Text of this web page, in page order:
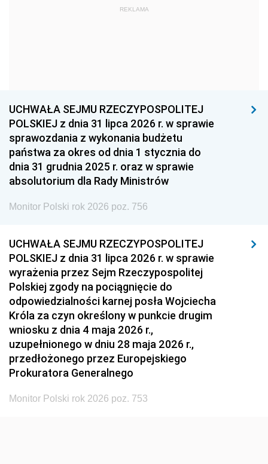
1959
1939 1938 1937
1936 1930
REKLAMA
UCHWAŁA SEJMU RZECZYPOSPOLITEJ
POLSKIEJ z dnia 31 lipca 2026 r. w sprawie
sprawozdania z wykonania budżetu
państwa za okres od dnia 1 stycznia do
dnia 31 grudnia 2025 r. oraz w sprawie
absolutorium dla Rady Ministrów
Monitor Polski rok 2026 poz. 756
UCHWAŁA SEJMU RZECZYPOSPOLITEJ
POLSKIEJ z dnia 31 lipca 2026 r. w sprawie
wyrażenia przez Sejm Rzeczypospolitej
Polskiej zgody na pociągnięcie do
odpowiedzialności karnej posła Wojciecha
Króla za czyn określony w punkcie drugim
wniosku z dnia 4 maja 2026 r.,
uzupełnionego w dniu 28 maja 2026 r.,
przedłożonego przez Europejskiego
Prokuratora Generalnego
Monitor Polski rok 2026 poz. 753